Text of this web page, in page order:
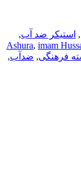
, استیکر ضد آب,
Ashura, imam
فرهنگی, ضدآب,